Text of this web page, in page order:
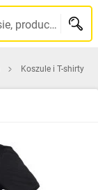
Szukaj po nazwie, indeksie, producencie, kodzie kreskowym...
Koszule i T-shirty